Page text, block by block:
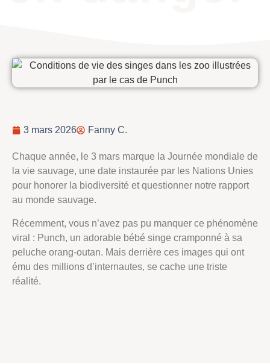
3 mars 2026 Fanny C.
Chaque année, le 3 mars marque la Journée mondiale de
la vie sauvage, une date instaurée par les Nations Unies
pour honorer la biodiversité et questionner notre rapport
au monde sauvage.
Récemment, vous n’avez pas pu manquer ce phénomène
viral : Punch, un adorable bébé singe cramponné à sa
peluche orang-outan. Mais derrière ces images qui ont
ému des millions d’internautes, se cache une triste
réalité.